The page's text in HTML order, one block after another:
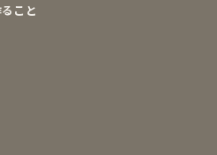
こと